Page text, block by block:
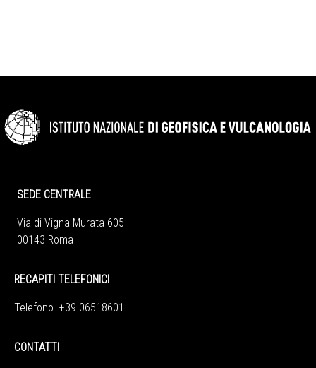
SEDE CENTRALE
Via di Vigna Murata 605
00143 Roma
RECAPITI TELEFONICI
Telefono +39 06518601
CONTATTI